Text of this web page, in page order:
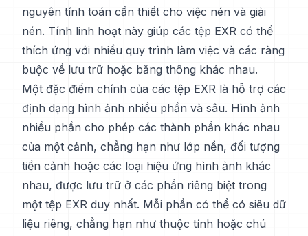
nguyên tính toán cần thiết cho việc nén và giải
nén. Tính linh hoạt này giúp các tệp EXR có thể
thích ứng với nhiều quy trình làm việc và các ràng
buộc về lưu trữ hoặc băng thông khác nhau.
Một đặc điểm chính của các tệp EXR là hỗ trợ các
định dạng hình ảnh nhiều phần và sâu. Hình ảnh
nhiều phần cho phép các thành phần khác nhau
của một cảnh, chẳng hạn như lớp nền, đối tượng
tiền cảnh hoặc các loại hiệu ứng hình ảnh khác
nhau, được lưu trữ ở các phần riêng biệt trong
một tệp EXR duy nhất. Mỗi phần có thể có siêu dữ
liệu riêng, chẳng hạn như thuộc tính hoặc chú